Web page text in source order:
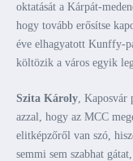
oktatását a Kárpát-
hogy tovább erősítse
éve elhagyatott Kunffy-
költözik a város egyik
Szita Károly, Kaposvár
azzal, hogy az MCC
elitképzőről van szó,
semmi sem szabhat